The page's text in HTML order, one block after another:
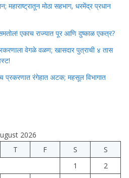
मोठा सहभाग, धरमेंद्र प्रधान
एकाच राज्यात पूर आणि दुष्काळ एकत्र?
वेगळे वळण; खासदार पुत्राची ४ तास
प्रकरणात रंगेहात अटक; महसूल विभागात
2026
T F S
S
1
2